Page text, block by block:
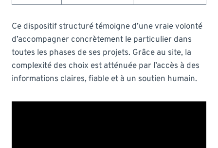
Ce dispositif structuré témoigne d’une vraie volonté
d’accompagner concrètement le particulier dans
toutes les phases de ses projets. Grâce au site, la
complexité des choix est atténuée par l’accès à des
informations claires, fiable et à un soutien humain.